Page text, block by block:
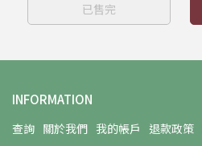
已售完
INFORMATION
查詢 關於我們 我的帳戶 退款政策